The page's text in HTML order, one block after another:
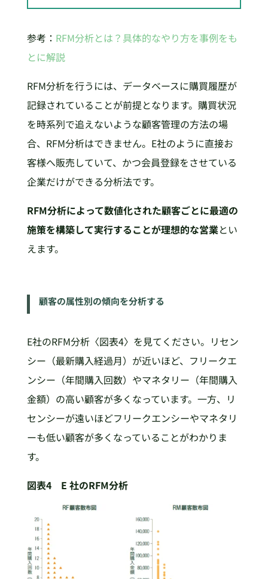
参考： RFM分析とは？具体的なやり方を事例をも
とに解説
RFM分析を行うには、データベースに購買履歴が
記録されていることが前提となります。購買状況
を時系列で追えないような顧客管理の方法の場
合、RFM分析はできません。E社のように直接お
客様へ販売していて、かつ会員登録をさせている
企業だけができる分析法です。
RFM分析によって数値化された顧客ごとに最適の
施策を構築して実行することが理想的な営業とい
えます。
顧客の属性別の傾向を分析する
E社のRFM分析〈図表4〉を見てください。リセン
シー（最新購入経過月）が近いほど、フリークエ
ンシー（年間購入回数）やマネタリー（年間購入
金額）の高い顧客が多くなっています。一方、リ
センシーが遠いほどフリークエンシーやマネタリ
ーも低い顧客が多くなっていることがわかりま
す。
図表4 E 社のRFM分析